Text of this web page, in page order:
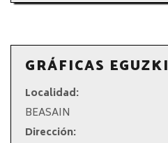
GRÁFICAS EGUZKI
Localidad:
BEASAIN
Dirección: